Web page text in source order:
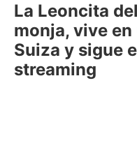
La Leoncita
monja, vive
Suiza y sigue
streaming